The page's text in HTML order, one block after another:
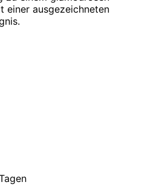
einer ausgezeichneten